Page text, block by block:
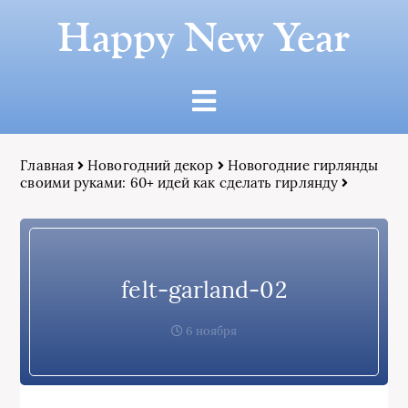
Happy New Year
Главная Новогодний декор
Новогодние гирлянды
своими руками: 60+ идей как сделать гирлянду
felt-garland-02
6 ноября